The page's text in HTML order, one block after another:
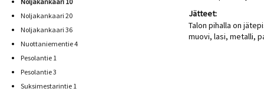
Noljakankaari 20
Noljakankaari 36
Nuottaniementie 4
Pesolantie 1
Pesolantie 3
Suksimestarintie 1
Jätteet:
Talon pihalla on
muovi, lasi, metalli,